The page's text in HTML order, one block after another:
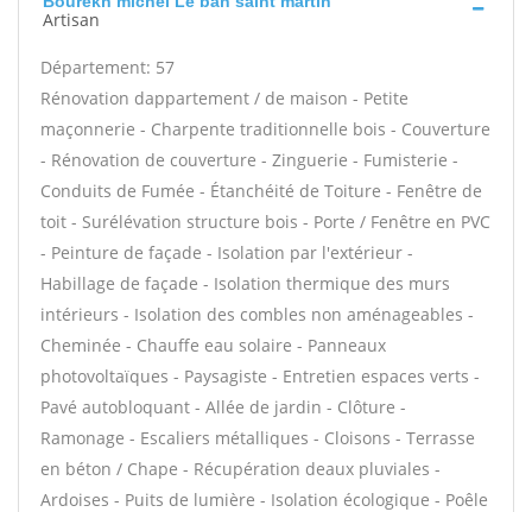
Artisan
Département: 57
Rénovation dappartement / de maison - Petite
maçonnerie - Charpente traditionnelle bois - Couverture
- Rénovation de couverture - Zinguerie - Fumisterie -
Conduits de Fumée - Étanchéité de Toiture - Fenêtre de
toit - Surélévation structure bois - Porte / Fenêtre en PVC
- Peinture de façade - Isolation par l'extérieur -
Habillage de façade - Isolation thermique des murs
intérieurs - Isolation des combles non aménageables -
Cheminée - Chauffe eau solaire - Panneaux
photovoltaïques - Paysagiste - Entretien espaces verts -
Pavé autobloquant - Allée de jardin - Clôture -
Ramonage - Escaliers métalliques - Cloisons - Terrasse
en béton / Chape - Récupération deaux pluviales -
Ardoises - Puits de lumière - Isolation écologique - Poêle